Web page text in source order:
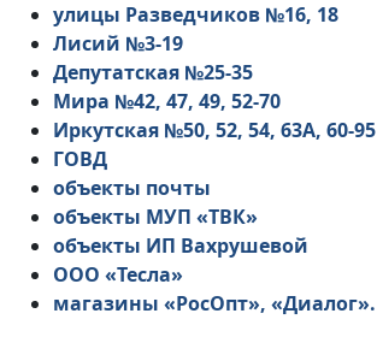
улицы Разведчиков №16, 18
Лисий №3-19
Депутатская №25-35
Мира №42, 47, 49, 52-70
Иркутская №50, 52, 54, 63А, 60-95
ГОВД
объекты почты
объекты МУП «ТВК»
объекты ИП Вахрушевой
ООО «Тесла»
магазины «РосОпт», «Диалог».